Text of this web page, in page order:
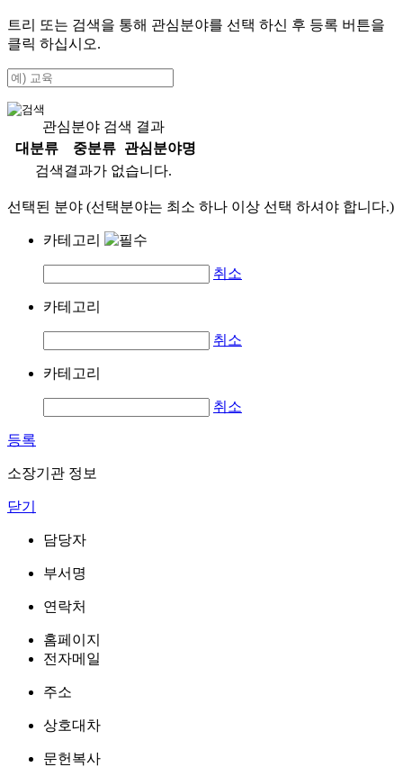
트리 또는 검색을 통해 관심분야를 선택 하신 후 등록 버튼을
클릭 하십시오.
관심분야 검색 결과
대분류
중분류
관심분야명
검색결과가 없습니다.
선택된 분야 (선택분야는 최소 하나 이상 선택 하셔야 합니다.)
카테고리
취소
카테고리
취소
카테고리
취소
등록
소장기관 정보
닫기
담당자
부서명
연락처
홈페이지
전자메일
주소
상호대차
문헌복사